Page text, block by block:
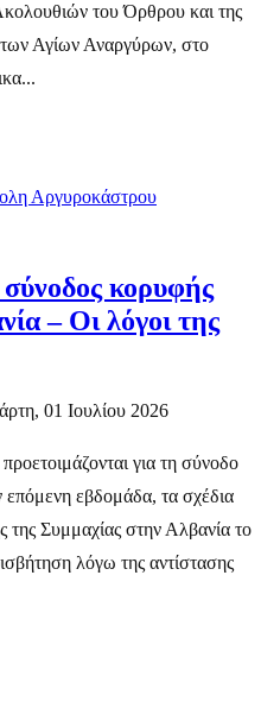
του Όρθρου και της
των Αγίων Αναργύρων, στο
Αργυροκάστρου
κορυφής
– Οι λόγοι της
01 Ιουλίου 2026
για τη σύνοδο
εβδομάδα, τα σχέδια
της Συμμαχίας στην Αλβανία το
λόγω της αντίστασης